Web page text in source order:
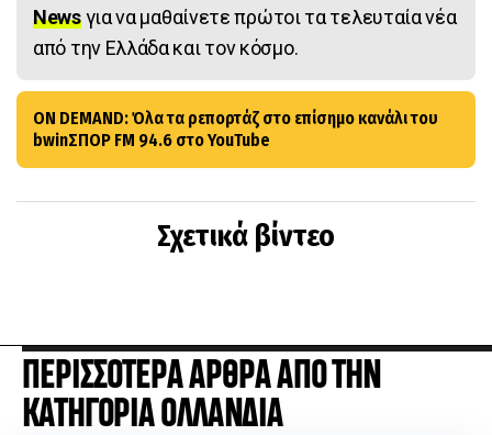
Newsγια να μαθαίνετε πρώτοι τα τελευταία νέα
από την Ελλάδα και τον κόσμο.
ON DEMAND: Όλα τα ρεπορτάζ στο επίσημο κανάλι του
bwinΣΠΟΡ FM 94.6 στο YouTube
Σχετικά βίντεο
ΠΕΡΙΣΣΟΤΕΡΑ ΑΡΘΡΑ ΑΠΟ ΤΗΝ
ΚΑΤΗΓΟΡΙΑ OΛΛΑΝΔΙΑ